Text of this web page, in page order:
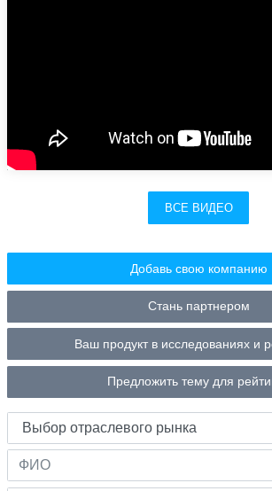
ВСЕ ВИДЕО
Добавь свою компанию
Стань партнером
Ваш продукт в исследованиях и
Предложить тему для